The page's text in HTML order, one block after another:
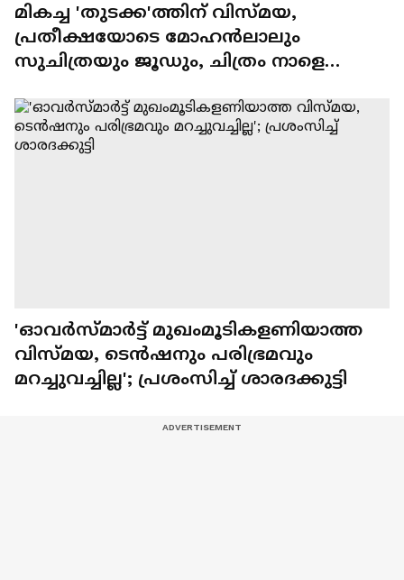
മികച്ച 'തുടക്ക'ത്തിന് വിസ്മയ,
പ്രതീക്ഷയോടെ മോഹൻലാലും
സുചിത്രയും ജൂഡും, ചിത്രം നാളെ
'ഓവർസ്മാർട്ട് മുഖംമൂടികളണിയാത്ത
വിസ്മയ, ടെൻഷനും പരിഭ്രമവും
മറച്ചുവച്ചില്ല'; പ്രശംസിച്ച് ശാരദക്കുട്ടി